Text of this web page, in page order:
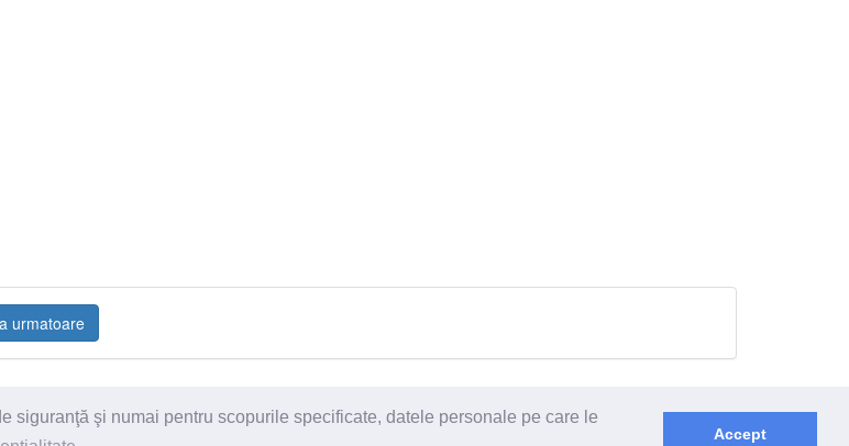
şi numai pentru scopurile specificate, datele personale pe care le
Accept
urmatoare